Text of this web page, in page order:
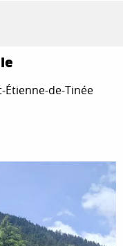
Étienne-de-Tinée